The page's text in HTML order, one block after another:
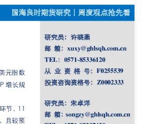
万吨。2024年月度产量再度突破百万大关，1-11月
淡季不淡。铜杆和电线电缆周度开工率均处于年
74500，72300-73000，其次是前低。注意需要反
得产量增加至50万吨以上水平。消费淡季镀锌开
期持续回落，但向下空间较为有限，支撑位依次
。 【铁合金】锰硅总体底部盘整，并无明显利好
，其余地区仍持续增加。且锰硅成本端化工焦下降
6100元/吨附近，上方压力位在6150-6200元/吨
扰动+成本支撑松动，螺纹情绪反复。周内，中央
面，考虑到部分地区螺纹点对点利润在130-150元/
，市场对于短期后世的情绪仍然有所反复。短期库